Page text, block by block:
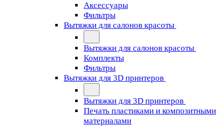
Аксессуары
Фильтры
Вытяжки для салонов красоты
Вытяжки для салонов красоты
Комплекты
Фильтры
Вытяжки для 3D принтеров
Вытяжки для 3D принтеров
Печать пластиками и композитными
материалами